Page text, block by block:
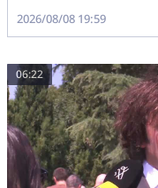
2026/08/08 19:59
06:22